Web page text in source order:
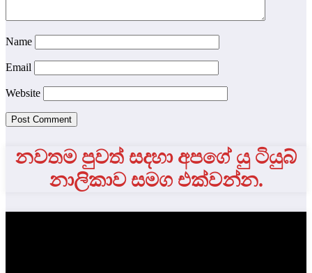
Name
Email
Website
නවතම පුවත් සදහා අපගේ යු ටියුබ්
නාලිකාව සමග එක්වන්න.